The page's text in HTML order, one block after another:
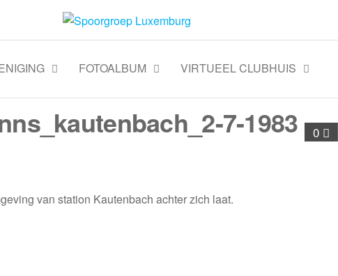
FOTOALBUM VIRTUEEL CLUBHUIS
0
7-1983
van station Kautenbach achter zich laat.